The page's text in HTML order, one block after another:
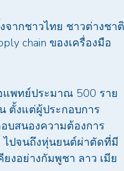
จากชาวไทย ชาวต่างชาติ
chain ของเครื่องมือ
แพทย์ประมาณ 500 ราย
ตั้งแต่ผู้ประกอบการ
บสนองความต้องการ
ปจนถึงหุ่นยนต์ผ่าตัดที่มี
งอย่างกัมพูชา ลาว เมีย